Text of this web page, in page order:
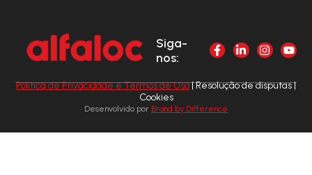
Siga-
nos:
Política de Privacidade e Termos de Uso| Resolução de disputas |
Cookies
Desenvolvido por Brand by Difference